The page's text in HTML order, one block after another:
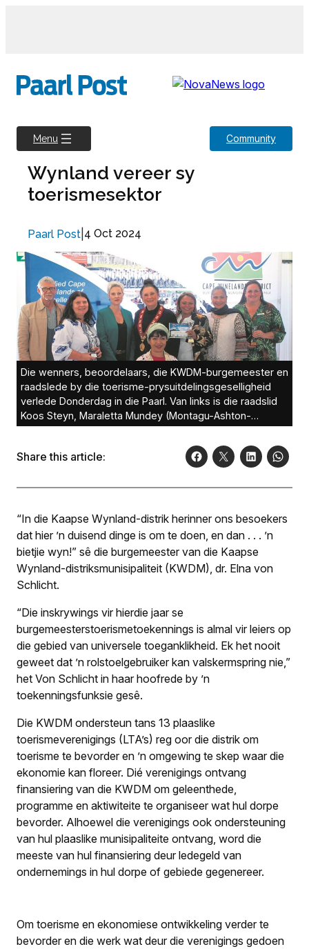
Menu Community
Wynland vereer sy
toerismesektor
Paarl Post 4 Oct 2024
Die wenners, beoordelaars, die KWDM-burgemeester en
raadslede by die toerisme-prysuitdelings­geselligheid
verlede Donderdag in die Paarl. Van links is die raadslid
Koos Steyn, Maraletta Mundey (Montagu-Ashton-
toerisme), Louine Griessel, dr. Elna von Schlicht, Jenna
Moses (Visit Stellenbosch), Cheryl Phillips en Chrismarie
Carse (albei van Drakenstein-munisipaliteit). Voor is
Share this article:
“In die Kaapse Wynland-distrik herinner ons besoekers
dat hier ’n duisend dinge is om te doen, en dan . . . ’n
bietjie wyn!” sê die burgemeester van die Kaapse
Wynland-distriksmunisipaliteit (KWDM), dr. Elna von
Schlicht.
“Die inskrywings vir hierdie jaar se
burgemeesterstoerismetoekennings is almal vir leiers op
die gebied van universele toeganklikheid. Ek het nooit
geweet dat ’n rolstoelgebruiker kan valskermspring nie,”
het Von Schlicht in haar hoofrede by ’n
toekenningsfunksie gesê.
Die KWDM ondersteun tans 13 plaaslike
toerismeverenigings (LTA’s) reg oor die distrik om
toerisme te bevorder en ’n omgewing te skep waar die
ekonomie kan floreer. Dié verenigings ontvang
finansiering van die KWDM om geleenthede,
programme en aktiwiteite te organiseer wat hul dorpe
bevorder. Alhoewel die verenigings ook ondersteuning
van hul plaaslike munisipaliteite ontvang, word die
meeste van hul finansiering deur ledegeld van
ondernemings in hul dorpe of gebiede gegenereer.
Om toerisme en ekonomiese ontwikkeling verder te
bevorder en die werk wat deur die verenigings gedoen